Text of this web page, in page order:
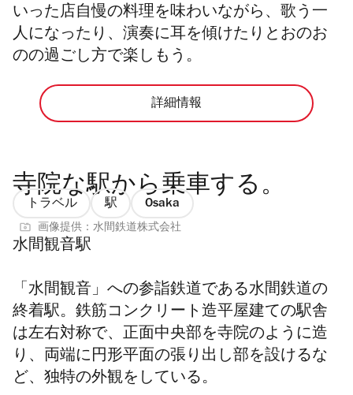
いった店自慢の料理を味わいながら、歌う一
人になったり、演奏に耳を傾けたりとおのお
のの過ごし方で楽しもう。
詳細情報
寺院な駅から乗車する。
トラベル 駅 Osaka
画像提供：水間鉄道株式会社
水間観音駅
「水間観音」への参詣鉄道である水間鉄道の
終着駅。鉄筋コンクリート造平屋建ての駅舎
は左右対称で、正面中央部を寺院のように造
り、両端に円形平面の張り出し部を設けるな
ど、独特の外観をしている。